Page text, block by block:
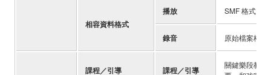
相容資料格式
播放 SMF 格式 0 &
錄音 原始檔案格式
課程／引導 課程／引導
關鍵樂段教學